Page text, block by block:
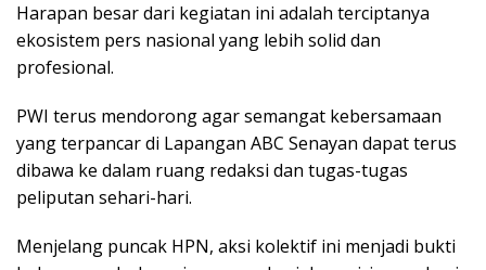
Harapan besar dari kegiatan ini adalah terciptanya
ekosistem pers nasional yang lebih solid dan
profesional.
PWI terus mendorong agar semangat kebersamaan
yang terpancar di Lapangan ABC Senayan dapat terus
dibawa ke dalam ruang redaksi dan tugas-tugas
peliputan sehari-hari.
Menjelang puncak HPN, aksi kolektif ini menjadi bukti